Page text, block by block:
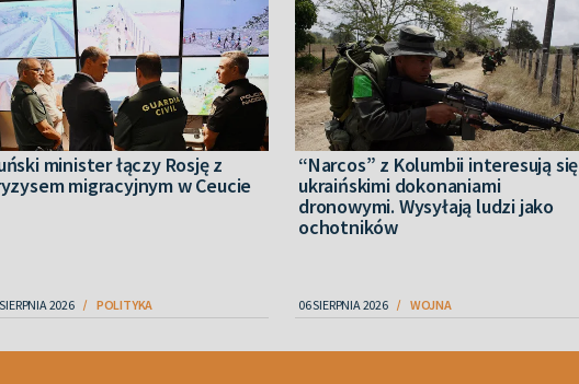
minister łączy Rosję z
migracyjnym w Ceucie
2026 POLITYKA
“Narcos” z Kolumbii interesują się
ukraińskimi dokonaniami
dronowymi. Wysyłają ludzi jako
ochotników
06 SIERPNIA 2026 WOJNA